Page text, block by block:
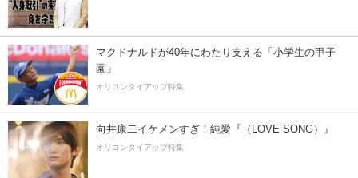
マクドナルドが40年にわたり支える「小学生の甲子
園」
オリコンタイアップ特集
向井康二イケメンすぎ！純愛『（LOVE SONG）』
オリコンタイアップ特集